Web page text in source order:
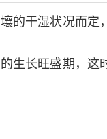
的干湿状况而定
生长旺盛期，这